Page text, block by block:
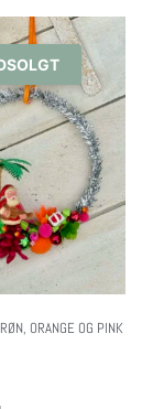
ORANGE OG PINK